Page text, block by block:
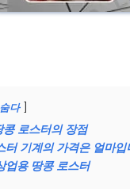
숨다
콩 로스터의 장점
터 기계의 가격은 얼마입
업용 땅콩 로스터